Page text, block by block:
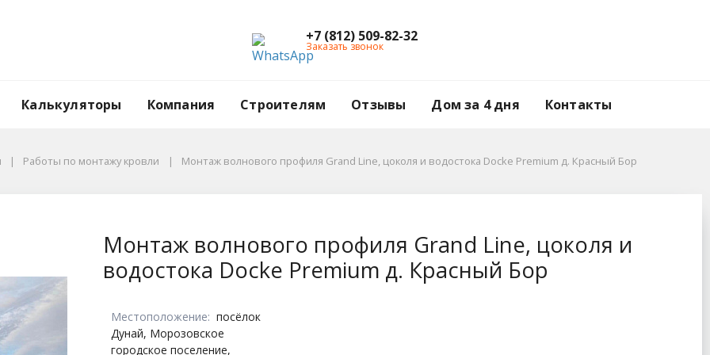
+7 (812) 509-82-32
Заказать звонок
Калькуляторы Компания Строителям Отзывы Дом за 4 дня Контакты
д. Красный Бор
Работы по монтажу кровли Монтаж волнового профиля Grand Line, цоколя и водостока Docke Premium д. Красный Бор
Монтаж волнового профиля Grand Line, цоколя и
водостока Docke Premium д. Красный Бор
Местоположение: посёлок
Дунай, Морозовское
городское поселение,